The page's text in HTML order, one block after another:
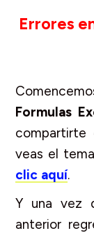
Errores
Formulas
veas el
clic aquí.
Y una vez
anterior